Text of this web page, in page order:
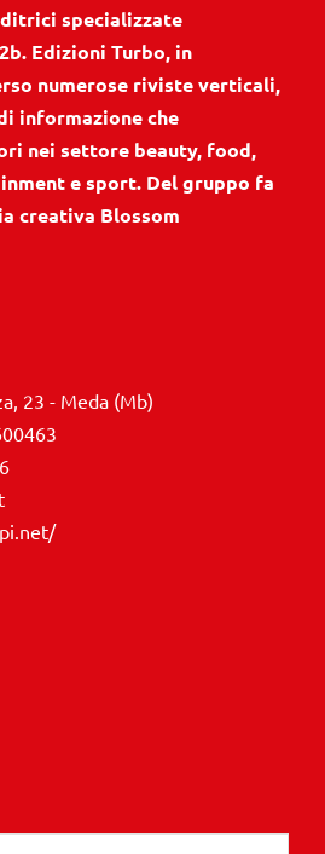
specializzate
Edizioni Turbo, in
numerose riviste verticali,
informazione che
nei settore beauty, food,
e sport. Del gruppo fa
creativa Blossom
23 - Meda (Mb)